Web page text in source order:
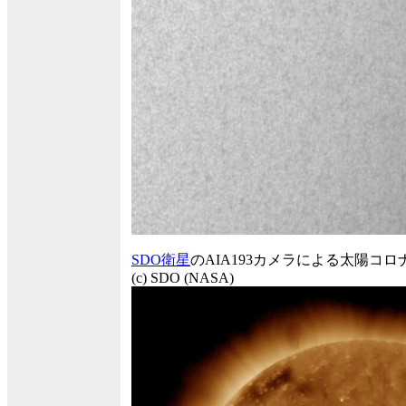
SDO衛星のAIA193カメラによる太陽コロ
(c) SDO (NASA)